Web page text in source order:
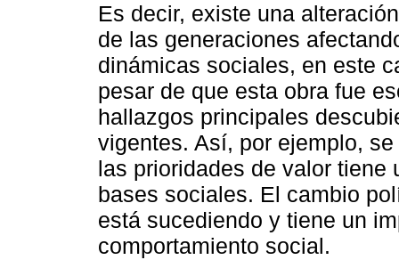
Es decir, existe una
de las generaciones
dinámicas sociales, en este
pesar de que esta obra fue
hallazgos principales
vigentes. Así, por ejemplo,
las prioridades de valor tiene
bases sociales. El cambio
está sucediendo y tiene un
comportamiento social.